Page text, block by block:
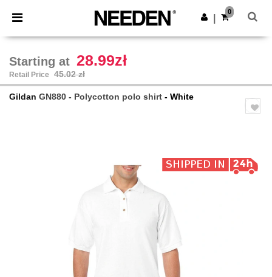
× Needen App
Better prices on app!
Get the app
0
Starting at 28.99zł
Retail Price 45.02 zł
Gildan GN880 - Polycotton polo shirt - White